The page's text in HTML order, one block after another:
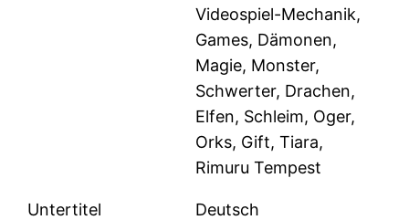
Videospiel-Mechanik,
Games, Dämonen,
Magie, Monster,
Schwerter, Drachen,
Elfen, Schleim, Oger,
Orks, Gift, Tiara,
Rimuru Tempest
Untertitel Deutsch